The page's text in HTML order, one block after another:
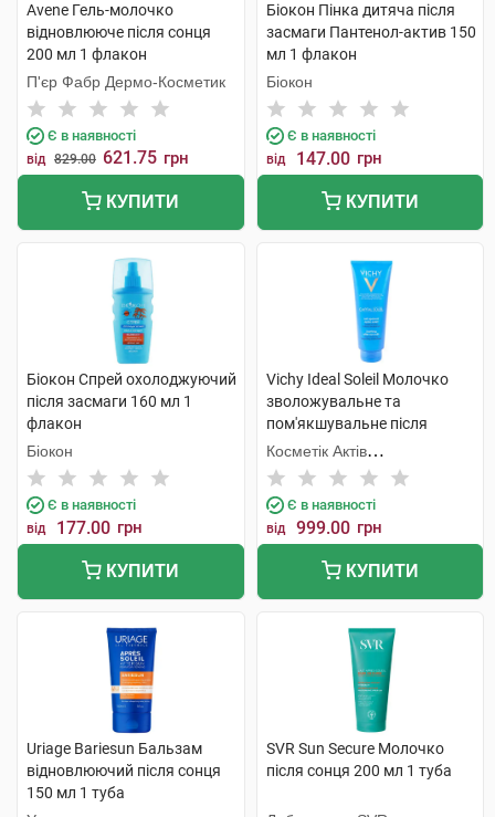
Avene Гель-молочко
відновлюючe після сонця
200 мл 1 флакон
П'єр Фабр Дермо-Косметик
Є в наявності
від 829.00 621.75 грн
КУПИТИ
Біокон Пінка дитяча після
засмаги Пантенол-актив 150
мл 1 флакон
Біокон
Є в наявності
від 147.00 грн
КУПИТИ
Біокон Спрей охолоджуючий
після засмаги 160 мл 1
флакон
Біокон
Є в наявності
від 177.00 грн
КУПИТИ
Vichy Ideal Soleil Молочко
зволожувальне та
пом'якшувальне після
засмаги 300 мл 1 флакон
Косметік Актів
Інтернаціональ
Є в наявності
від 999.00 грн
КУПИТИ
Uriage Bariesun Бальзам
відновлюючий після сонця
150 мл 1 туба
SVR Sun Secure Молочко
після сонця 200 мл 1 туба